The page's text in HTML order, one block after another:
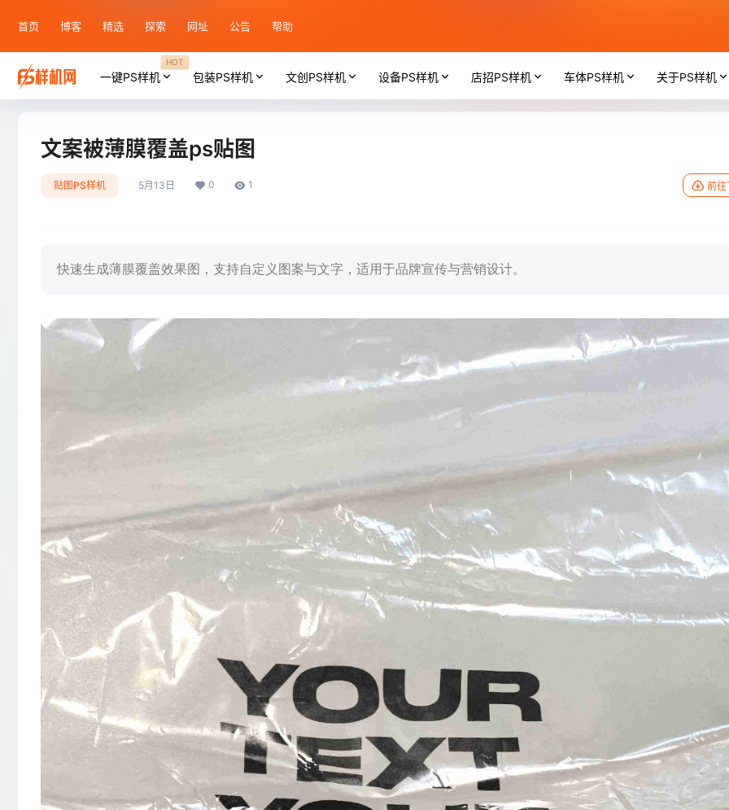
首页 博客 精选 探索 网址 公告 帮助
一键PS样机
HOT
包装PS样机 文创PS样机 设备PS样机 店招PS样机 车体PS样机 关于PS样机
文案被薄膜覆盖ps贴图
贴图PS样机 5月13日 0 1 前往
快速生成薄膜覆盖效果图，支持自定义图案与文字，适用于品牌宣传与营销设计。